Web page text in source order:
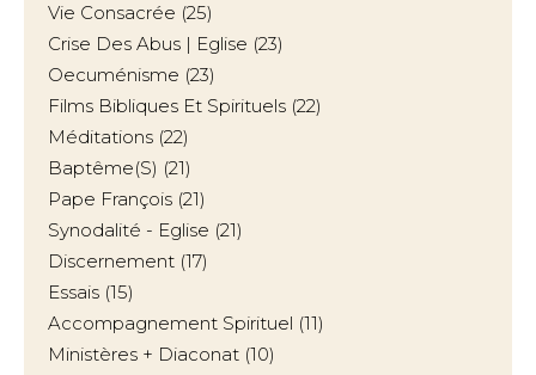
Vie Consacrée (25)
Crise Des Abus | Eglise (23)
Oecuménisme (23)
Films Bibliques Et Spirituels (22)
Méditations (22)
Baptême(s) (21)
Pape François (21)
Synodalité - Eglise (21)
Discernement (17)
Essais (15)
Accompagnement Spirituel (11)
Ministères + Diaconat (10)